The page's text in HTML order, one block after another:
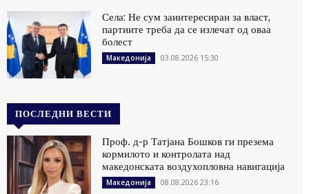
Села: Не сум заинтересиран за власт,
партиите треба да се излечат од оваа
болест
Македонија 03.08.2026 15:30
ПОСЛЕДНИ ВЕСТИ
Проф. д-р Татјана Бошков ги презема
кормилото и контролата над
македонската воздухопловна навигација
Македонија 08.08.2026 23:16